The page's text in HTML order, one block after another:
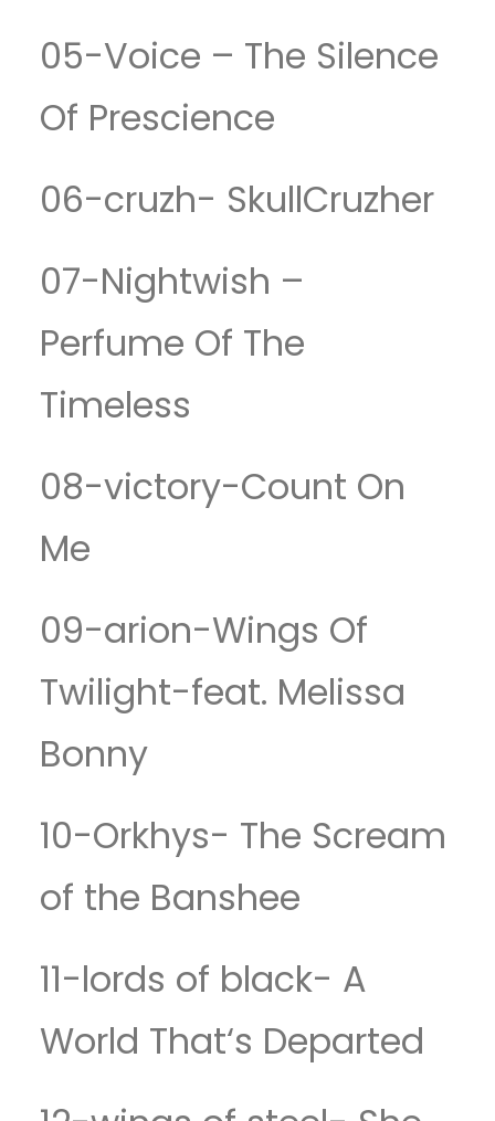
05-Voice – The Silence
Of Prescience
06-cruzh- SkullCruzher
07-Nightwish –
Perfume Of The
Timeless
08-victory-Count On
Me
09-arion-Wings Of
Twilight-feat. Melissa
Bonny
10-Orkhys- The Scream
of the Banshee
11-lords of black- A
World That‘s Departed